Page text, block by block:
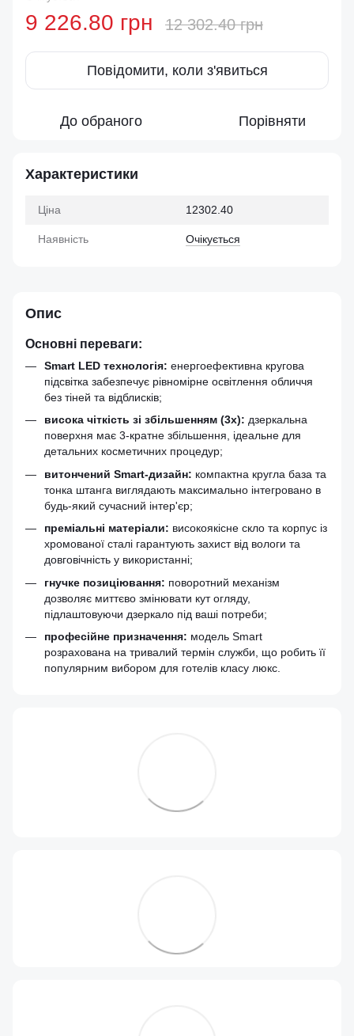
9 226.80 грн 12 302.40 грн
Повідомити, коли з'явиться
До обраного Порівняти
Характеристики
Ціна 12302.40
Наявність Очікується
Опис
Основні переваги:
Smart LED технологія: енергоефективна кругова
підсвітка забезпечує рівномірне освітлення обличчя
без тіней та відблисків;
висока чіткість зі збільшенням (3x): дзеркальна
поверхня має 3-кратне збільшення, ідеальне для
детальних косметичних процедур;
витончений Smart-дизайн: компактна кругла база та
тонка штанга виглядають максимально інтегровано в
будь-який сучасний інтер'єр;
преміальні матеріали: високоякісне скло та корпус із
хромованої сталі гарантують захист від вологи та
довговічність у використанні;
гнучке позиціювання: поворотний механізм
дозволяє миттєво змінювати кут огляду,
підлаштовуючи дзеркало під ваші потреби;
професійне призначення: модель Smart
розрахована на тривалий термін служби, що робить її
популярним вибором для готелів класу люкс.